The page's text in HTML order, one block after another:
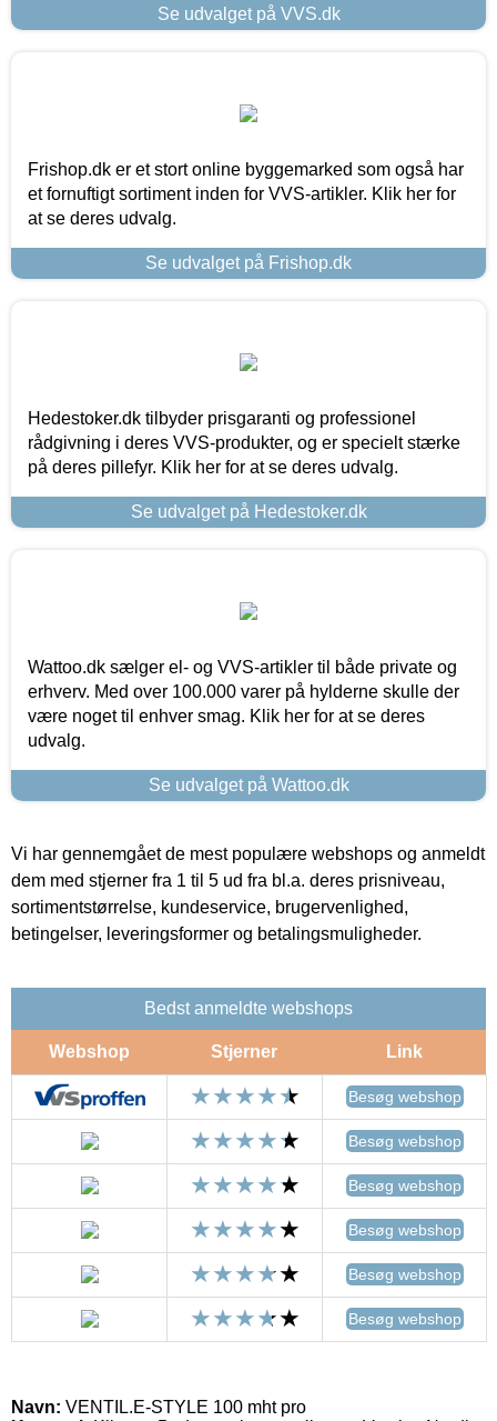
Se udvalget på VVS.dk
Frishop.dk er et stort online byggemarked som også har
et fornuftigt sortiment inden for VVS-artikler. Klik her for
at se deres udvalg.
Se udvalget på Frishop.dk
Hedestoker.dk tilbyder prisgaranti og professionel
rådgivning i deres VVS-produkter, og er specielt stærke
på deres pillefyr. Klik her for at se deres udvalg.
Se udvalget på Hedestoker.dk
Wattoo.dk sælger el- og VVS-artikler til både private og
erhverv. Med over 100.000 varer på hylderne skulle der
være noget til enhver smag. Klik her for at se deres
udvalg.
Se udvalget på Wattoo.dk
Vi har gennemgået de mest populære webshops og anmeldt
dem med stjerner fra 1 til 5 ud fra bl.a. deres prisniveau,
sortimentstørrelse, kundeservice, brugervenlighed,
betingelser, leveringsformer og betalingsmuligheder.
Bedst anmeldte webshops
Webshop Stjerner Link
Besøg webshop
Besøg webshop
Besøg webshop
Besøg webshop
Besøg webshop
Besøg webshop
Navn: VENTIL.E-STYLE 100 mht pro